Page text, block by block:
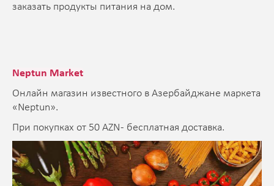
заказать продукты питания на дом.
Neptun Market
Онлайн магазин известного в Азербайджане маркета
«Neptun».
При покупках от 50 AZN - бесплатная доставка.